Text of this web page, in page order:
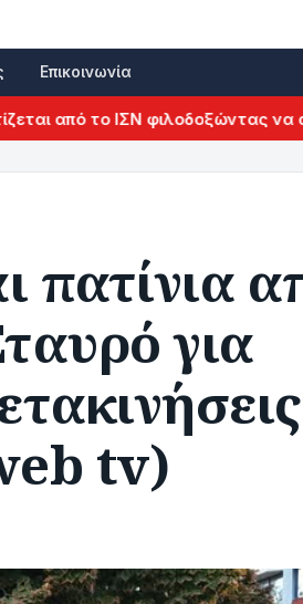
Επικοινωνία
από το ΙΣΝ φιλοδοξώντας να
πατίνια
για
tv)